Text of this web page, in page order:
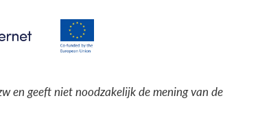
en geeft niet noodzakelijk de mening van de